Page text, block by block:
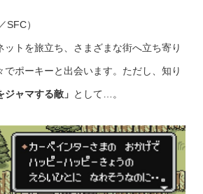
SFC）
ットを旅立ち、さまざまな街へ立ち寄り
でポーキーと出会います。ただし、知り
ジャマする敵」 として…。